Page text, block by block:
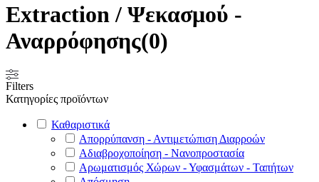
Extraction / Ψεκασμού -
Αναρρόφησης(0)
Filters
Κατηγορίες προϊόντων
Καθαριστικά
Απορρύπανση - Αντιμετώπιση Διαρροών
Αδιαβροχοποίηση - Νανοπροστασία
Αρωματισμός Χώρων - Υφασμάτων - Ταπήτων